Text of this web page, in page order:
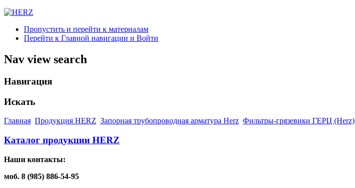
Пропустить и перейти к материалам
Перейти к Главной навигации и Войти
Nav view search
Навигация
Искать
Главная Продукция HERZ Запорная трубопроводная арматура Herz Фильтры-грязевики ГЕРЦ (Herz)
Каталог продукции HERZ
Наши контакты:
моб. 8 (985) 886-54-95